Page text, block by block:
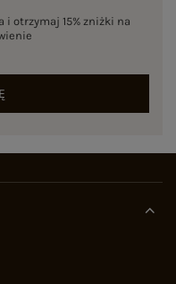
otrzymaj 15% zniżki na